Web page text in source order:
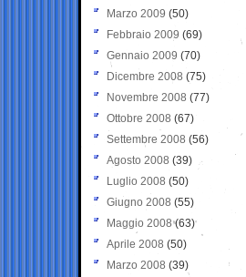
Marzo 2009 (50)
Febbraio 2009 (69)
Gennaio 2009 (70)
Dicembre 2008 (75)
Novembre 2008 (77)
Ottobre 2008 (67)
Settembre 2008 (56)
Agosto 2008 (39)
Luglio 2008 (50)
Giugno 2008 (55)
Maggio 2008(63)
Aprile 2008 (50)
Marzo 2008 (39)